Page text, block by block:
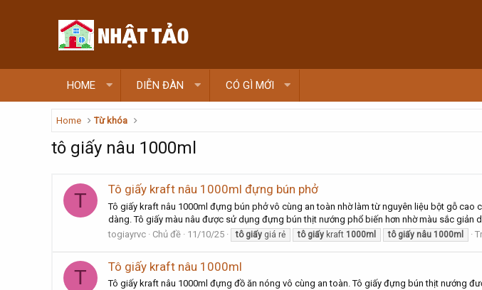
HOME DIỄN ĐÀN CÓ GÌ MỚI
Home Từ khóa
tô giấy nâu 1000ml
T Tô giấy kraft nâu 1000ml đựng bún phở
Tô giấy kraft nâu 1000ml đựng bún phở vô cùng an toàn nhờ làm từ nguyên liệu bột gỗ
dàng. Tô giấy màu nâu được sử dụng đựng bún thịt nướng phổ biến hơn nhờ màu sắc giản dị
togiayrvc
Chủ đề 11/10/25 tô giấy giá rẻ tô giấy kraft 1000ml tô giấy nâu 1000ml
T Tô giấy kraft nâu 1000ml
Tô giấy kraft nâu 1000ml đựng đồ ăn nóng vô cùng an toàn. Tô giấy đựng bún thịt nướng